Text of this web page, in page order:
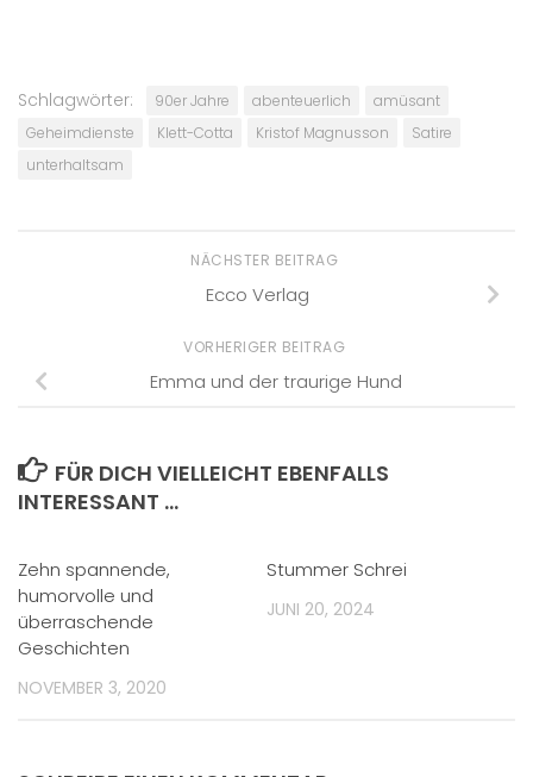
Schlagwörter: 90er Jahre abenteuerlich
amüsant
Geheimdienste
Klett-Cotta Kristof Magnusson
Satire
unterhaltsam
NÄCHSTER BEITRAG
Ecco Verlag
VORHERIGER BEITRAG
Emma und der traurige Hund
FÜR DICH VIELLEICHT EBENFALLS
INTERESSANT …
Zehn spannende,
humorvolle und
überraschende
Geschichten
NOVEMBER 3, 2020
Stummer Schrei
JUNI 20, 2024